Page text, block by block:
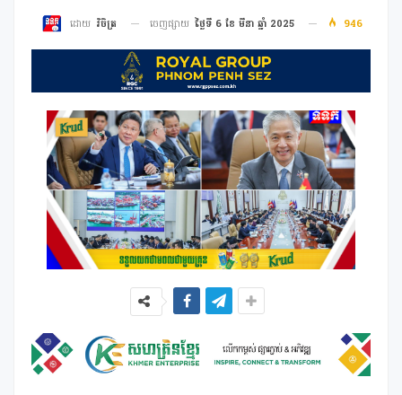
ដោយ វិចិត្រ ចេញផ្សាយ ថ្ងៃទី 6 ខែ មីនា ឆ្នាំ 2025 946